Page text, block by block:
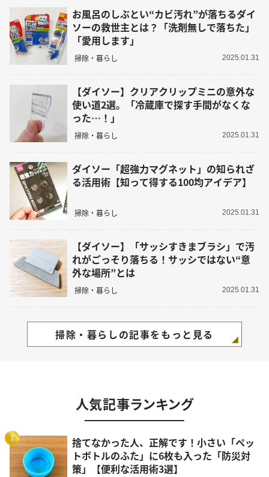
お風呂のしぶとい“カビ汚れ”が落ちるダイ
ソーの救世主とは？「洗剤無しで落ちた」
「愛用します」
掃除・暮らし 2025.01.31
【ダイソー】クリアクリップミニの意外な
使い道2選。「冷蔵庫で探す手間がなくな
った…！」
掃除・暮らし 2025.01.31
ダイソー「超強力マグネット」の知られざ
る活用術【知って得する100均アイデア】
掃除・暮らし 2025.01.31
【ダイソー】「サッシすきまブラシ」で汚
れがごっそり落ちる！サッシではない“意
外な場所”とは
掃除・暮らし 2025.01.31
掃除・暮らしの記事をもっと見る
人気記事ランキング
1
捨てなかった人、正解です！小さい「ペッ
トボトルのふた」に6枚も入った「防災対
策」【便利な活用術3選】